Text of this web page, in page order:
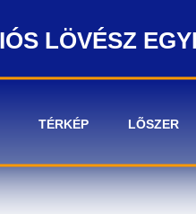
LÖVÉSZ
TÉRKÉP LÕSZER